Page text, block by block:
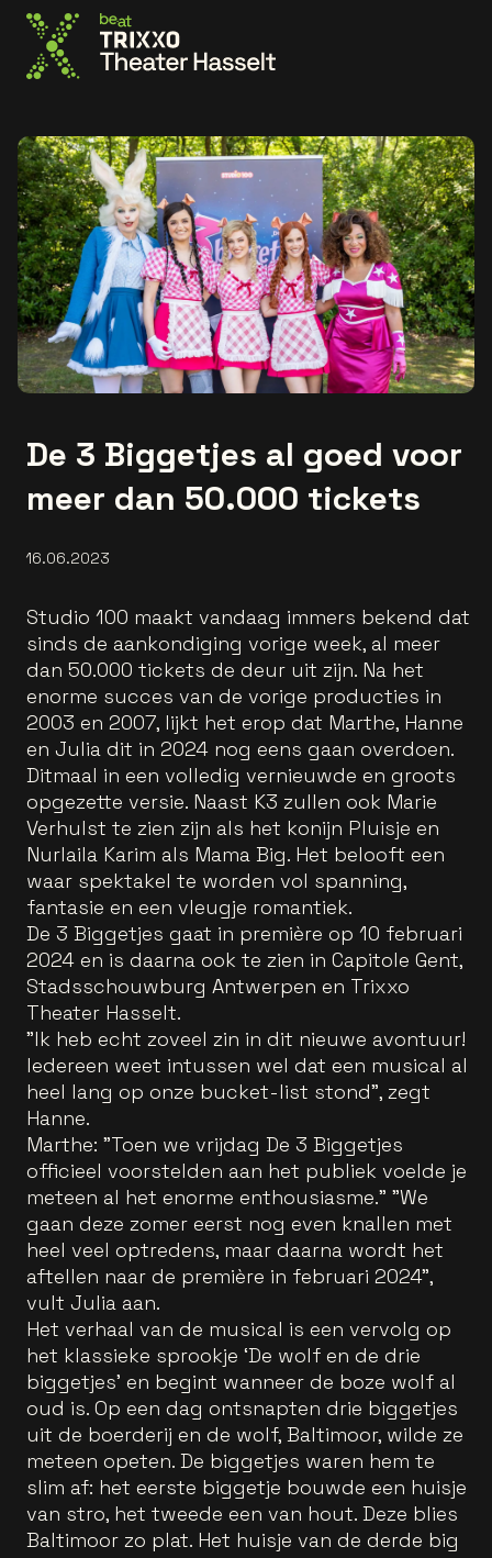
De 3 Biggetjes al goed voor
meer dan 50.000 tickets
16.06.2023
Studio 100 maakt vandaag immers bekend dat
sinds de aankondiging vorige week, al meer
dan 50.000 tickets de deur uit zijn. Na het
enorme succes van de vorige producties in
2003 en 2007, lijkt het erop dat Marthe, Hanne
en Julia dit in 2024 nog eens gaan overdoen.
Ditmaal in een volledig vernieuwde en groots
opgezette versie. Naast K3 zullen ook Marie
Verhulst te zien zijn als het konijn Pluisje en
Nurlaila Karim als Mama Big. Het belooft een
waar spektakel te worden vol spanning,
fantasie en een vleugje romantiek.
De 3 Biggetjes gaat in première op 10 februari
2024 en is daarna ook te zien in Capitole Gent,
Stadsschouwburg Antwerpen en Trixxo
Theater Hasselt.
"Ik heb echt zoveel zin in dit nieuwe avontuur!
Iedereen weet intussen wel dat een musical al
heel lang op onze bucket-list stond", zegt
Hanne.
Marthe: "Toen we vrijdag De 3 Biggetjes
officieel voorstelden aan het publiek voelde je
meteen al het enorme enthousiasme." "We
gaan deze zomer eerst nog even knallen met
heel veel optredens, maar daarna wordt het
aftellen naar de première in februari 2024",
vult Julia aan.
Het verhaal van de musical is een vervolg op
het klassieke sprookje ‘De wolf en de drie
biggetjes’ en begint wanneer de boze wolf al
oud is. Op een dag ontsnapten drie biggetjes
uit de boerderij en de wolf, Baltimoor, wilde ze
meteen opeten. De biggetjes waren hem te
slim af: het eerste biggetje bouwde een huisje
van stro, het tweede een van hout. Deze blies
Baltimoor zo plat. Het huisje van de derde big